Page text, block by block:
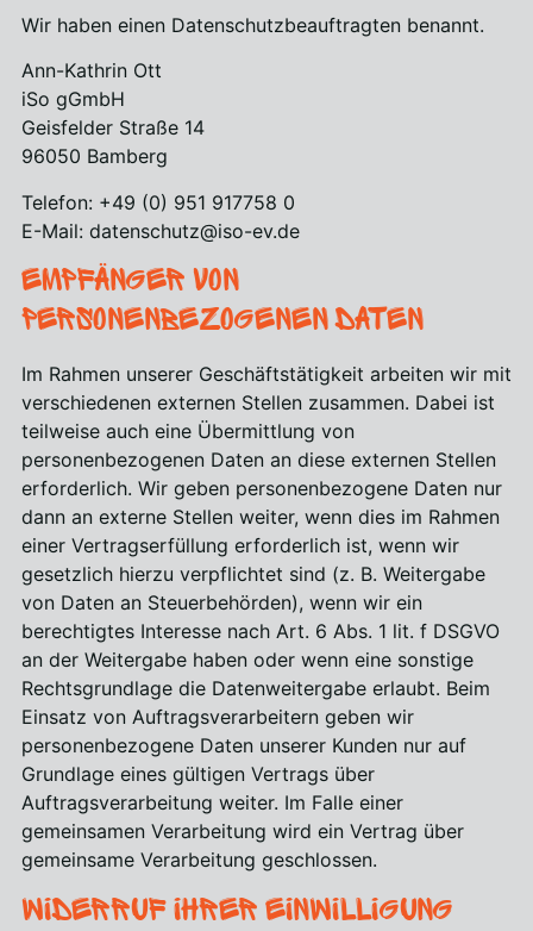
Wir haben einen Datenschutzbeauftragten benannt.
Ann-Kathrin Ott
iSo gGmbH
Geisfelder Straße 14
96050 Bamberg
Telefon: +49 (0) 951 917758 0
E-Mail: datenschutz@iso-ev.de
Empfänger von
personenbezogenen Daten
Im Rahmen unserer Geschäftstätigkeit arbeiten wir mit
verschiedenen externen Stellen zusammen. Dabei ist
teilweise auch eine Übermittlung von
personenbezogenen Daten an diese externen Stellen
erforderlich. Wir geben personenbezogene Daten nur
dann an externe Stellen weiter, wenn dies im Rahmen
einer Vertragserfüllung erforderlich ist, wenn wir
gesetzlich hierzu verpflichtet sind (z. B. Weitergabe
von Daten an Steuerbehörden), wenn wir ein
berechtigtes Interesse nach Art. 6 Abs. 1 lit. f DSGVO
an der Weitergabe haben oder wenn eine sonstige
Rechtsgrundlage die Datenweitergabe erlaubt. Beim
Einsatz von Auftragsverarbeitern geben wir
personenbezogene Daten unserer Kunden nur auf
Grundlage eines gültigen Vertrags über
Auftragsverarbeitung weiter. Im Falle einer
gemeinsamen Verarbeitung wird ein Vertrag über
gemeinsame Verarbeitung geschlossen.
Widerruf Ihrer Einwilligung